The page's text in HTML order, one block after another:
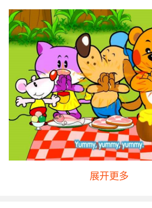
第一要注意的时学习的频次。很
展开更多